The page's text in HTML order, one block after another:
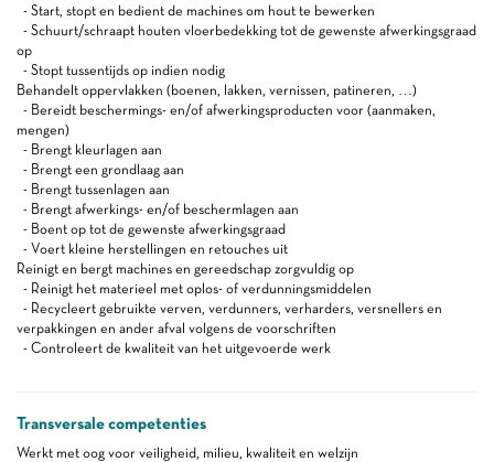
- Start, stopt en bedient de machines om hout te bewerken
- Schuurt/schraapt houten vloerbedekking tot de gewenste afwerkingsgraad
op
- Stopt tussentijds op indien nodig
Behandelt oppervlakken (boenen, lakken, vernissen, patineren, …)
- Bereidt beschermings- en/of afwerkingsproducten voor (aanmaken,
mengen)
- Brengt kleurlagen aan
- Brengt een grondlaag aan
- Brengt tussenlagen aan
- Brengt afwerkings- en/of beschermlagen aan
- Boent op tot de gewenste afwerkingsgraad
- Voert kleine herstellingen en retouches uit
Reinigt en bergt machines en gereedschap zorgvuldig op
- Reinigt het materieel met oplos- of verdunningsmiddelen
- Recycleert gebruikte verven, verdunners, verharders, versnellers en
verpakkingen en ander afval volgens de voorschriften
- Controleert de kwaliteit van het uitgevoerde werk
Transversale competenties
Werkt met oog voor veiligheid, milieu, kwaliteit en welzijn